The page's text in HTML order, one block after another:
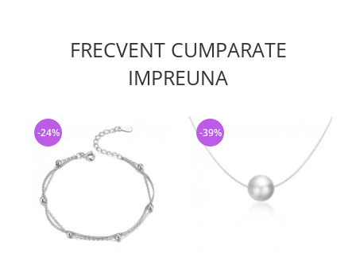
FRECVENT CUMPARATE
IMPREUNA
-24% -39%